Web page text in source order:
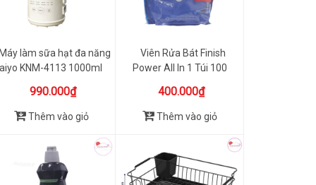
Máy làm sữa hạt đa năng
KNM-4113 1000ml
990.000₫
Thêm vào giỏ
Viên Rửa Bát Finish
Power All In 1 Túi 100
400.000₫
Thêm vào giỏ